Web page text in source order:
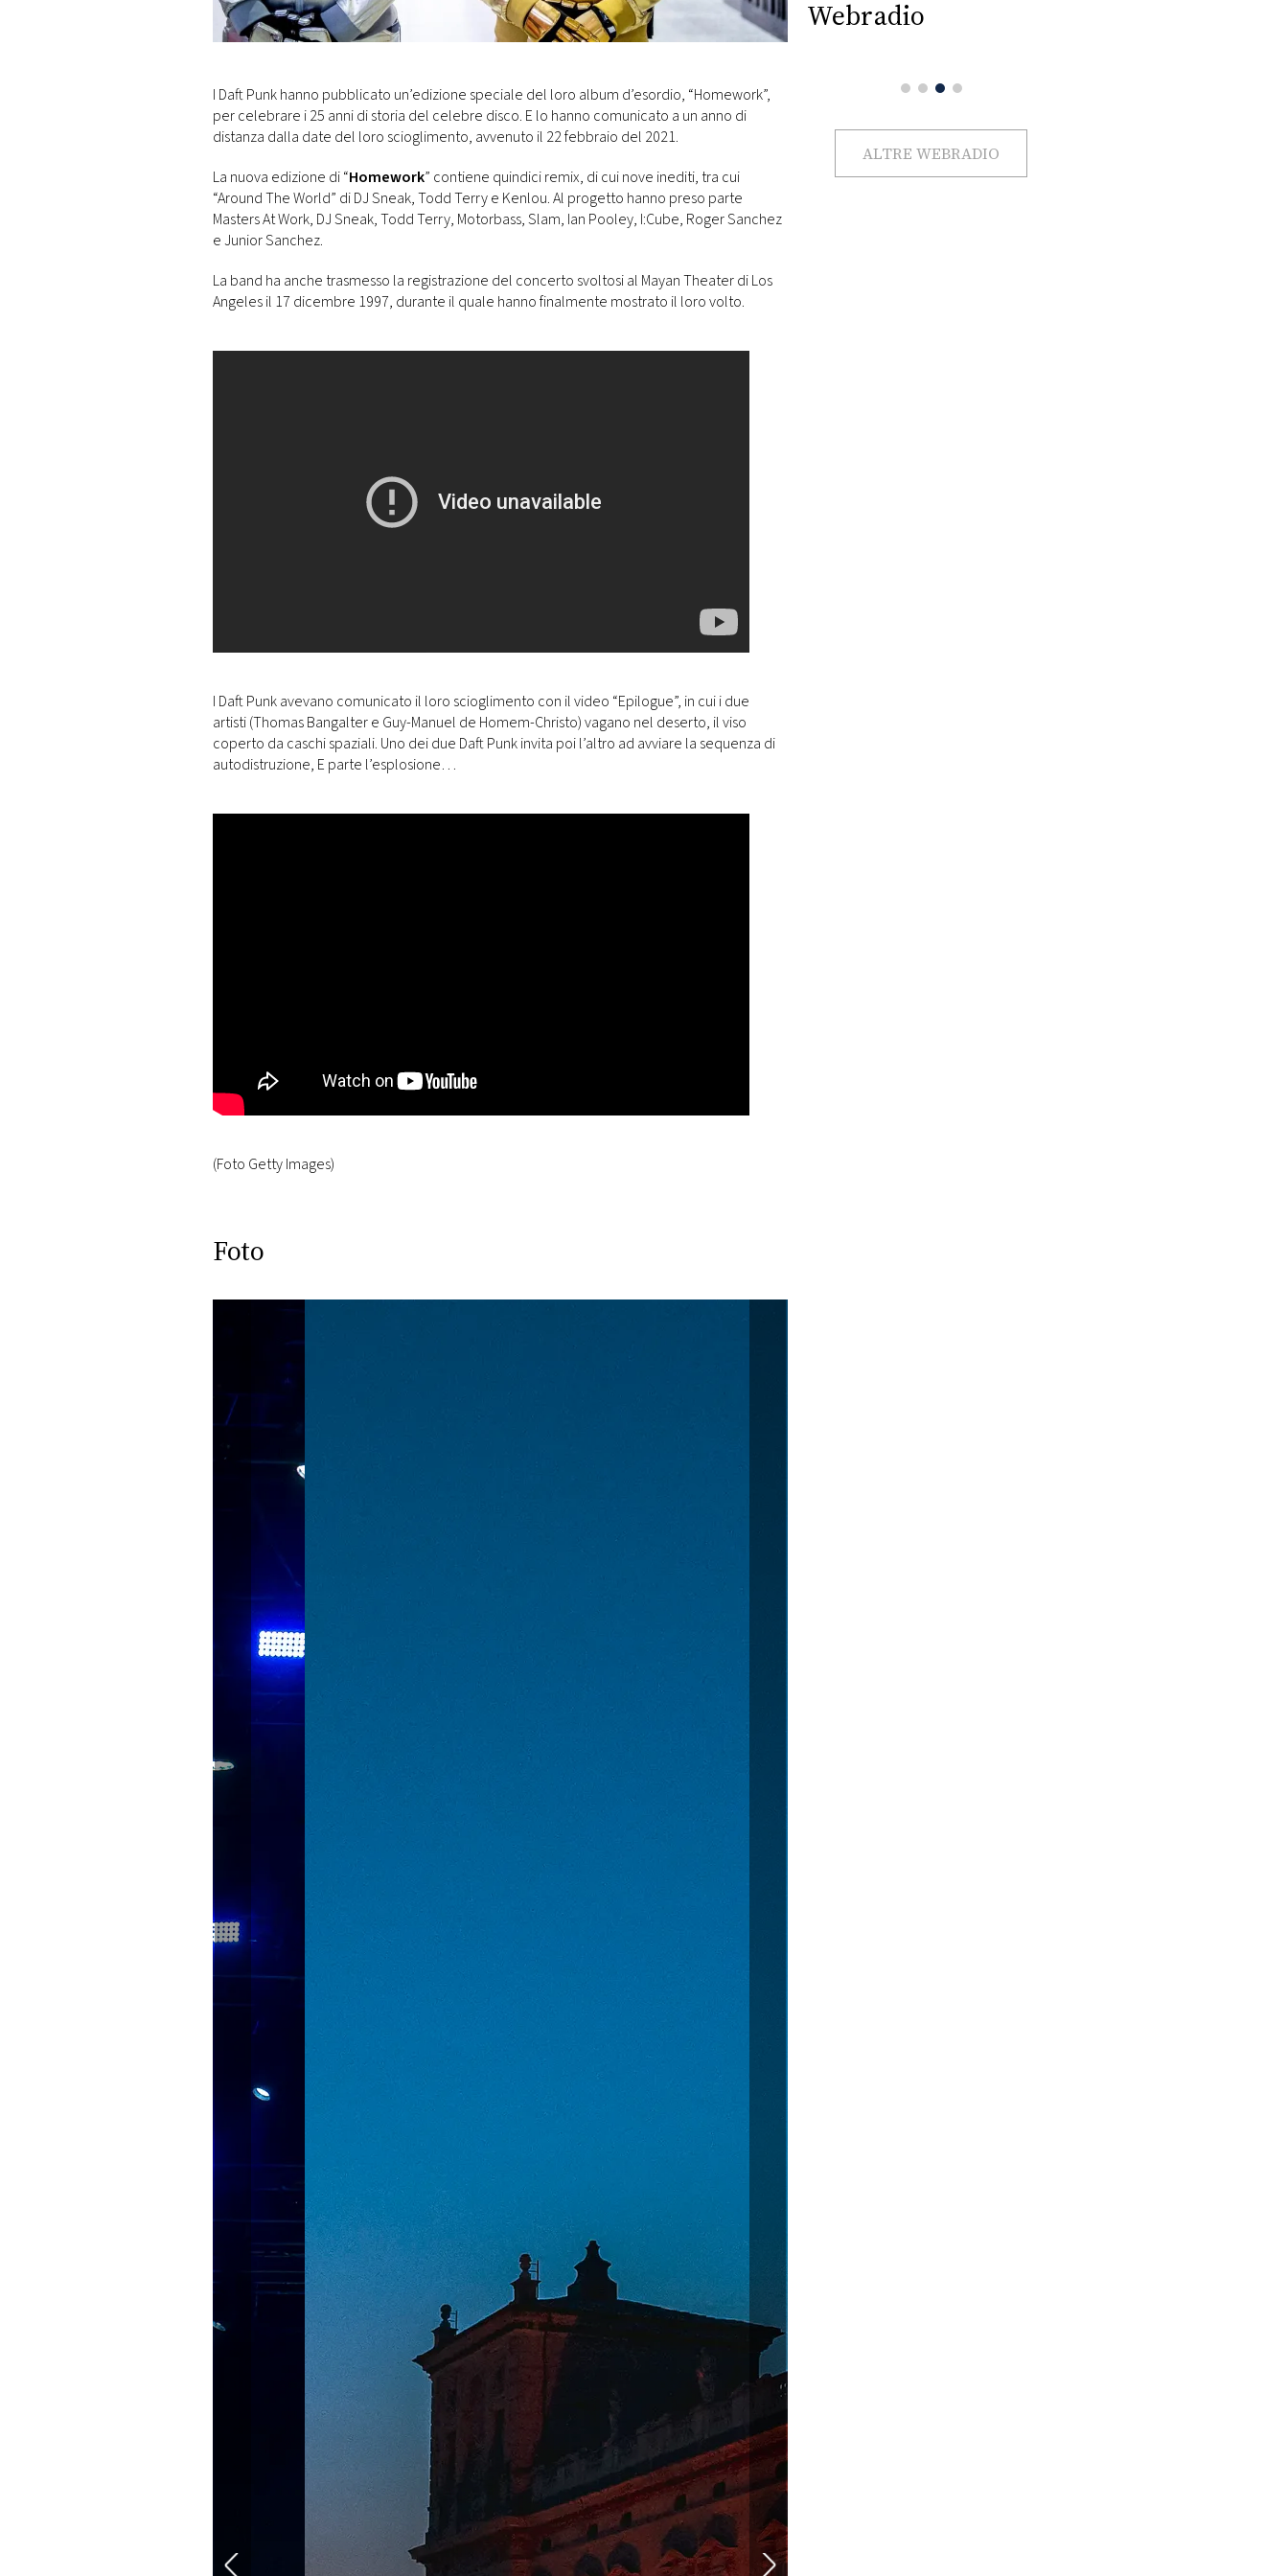
MONACO
RMC
CONSIGLIA
I Daft Punk hanno pubblicato un’edizione speciale del loro album d’esordio, “Homework”,
per celebrare i 25 anni di storia del celebre disco. E lo hanno comunicato a un anno di
distanza dalla date del loro scioglimento, avvenuto il 22 febbraio del 2021.
La nuova edizione di “Homework” contiene quindici remix, di cui nove inediti, tra cui
“Around The World” di DJ Sneak, Todd Terry e Kenlou. Al progetto hanno preso parte
Masters At Work, DJ Sneak, Todd Terry, Motorbass, Slam, Ian Pooley, I:Cube, Roger Sanchez
e Junior Sanchez.
La band ha anche trasmesso la registrazione del concerto svoltosi al Mayan Theater di Los
Angeles il 17 dicembre 1997, durante il quale hanno finalmente mostrato il loro volto.
I Daft Punk avevano comunicato il loro scioglimento con il video “Epilogue”, in cui i due
artisti (Thomas Bangalter e Guy-Manuel de Homem-Christo) vagano nel deserto, il viso
coperto da caschi spaziali. Uno dei due Daft Punk invita poi l’altro ad avviare la sequenza di
autodistruzione, E parte l’esplosione…
(Foto Getty Images)
Foto
Webradio
ALTRE WEBRADIO